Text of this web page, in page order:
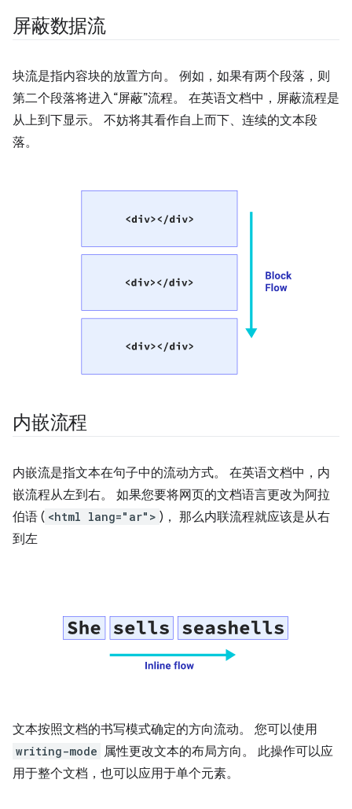
屏蔽数据流
块流是指内容块的放置方向。 例如，如果有两个段落，则
第二个段落将进入“屏蔽”流程。 在英语文档中，屏蔽流程是
从上到下显示。 不妨将其看作自上而下、连续的文本段
落。
内嵌流程
内嵌流是指文本在句子中的流动方式。 在英语文档中，内
嵌流程从左到右。 如果您要将网页的文档语言更改为阿拉
伯语 ( <html lang="ar"> )， 那么内联流程就应该是从右
到左
文本按照文档的书写模式确定的方向流动。 您可以使用
writing-mode 属性更改文本的布局方向。 此操作可以应
用于整个文档，也可以应用于单个元素。